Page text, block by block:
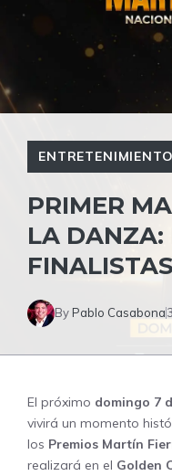
ENTRETENIMIENTO
PRIMER
LA DANZA:
FINALISTAS
By Pablo Casabona
El próximo domingo 7
vivirá un momento
los Premios Martín
realizará en el Golden